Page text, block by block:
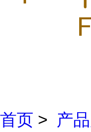
首页 > 产